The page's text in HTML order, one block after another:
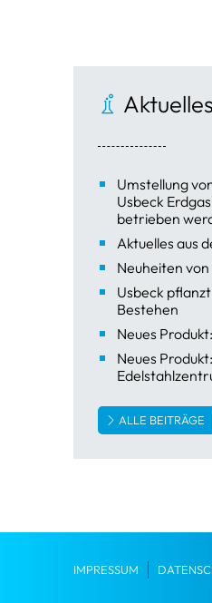
Aktuelles
Umstellung
Usbeck
betrieben
Aktuelles aus
Neuheiten von
Usbeck
Bestehen
Neues
Neues
ALLE BEITRÄGE
IMPRESSUM